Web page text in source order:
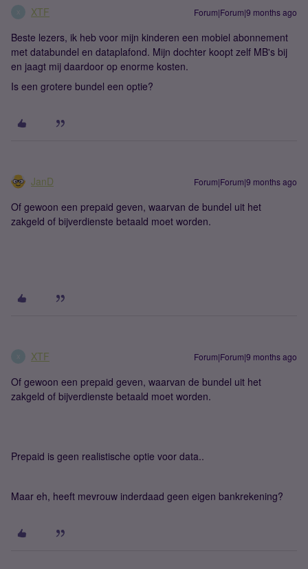
XTF Forum|Forum|9 months ago
Beste lezers, ik heb voor mijn kinderen een mobiel abonnement
met databundel en dataplafond. Mijn dochter koopt zelf MB's bij
en jaagt mij daardoor op enorme kosten.
Is een grotere bundel een optie?
JanD Forum|Forum|9 months ago
Of gewoon een prepaid geven, waarvan de bundel uit het
zakgeld of bijverdienste betaald moet worden.
XTF Forum|Forum|9 months ago
Of gewoon een prepaid geven, waarvan de bundel uit het
zakgeld of bijverdienste betaald moet worden.
Prepaid is geen realistische optie voor data..
Maar eh, heeft mevrouw inderdaad geen eigen bankrekening?